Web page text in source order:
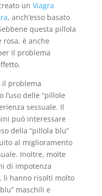
un Viagra
, anch’esso basato
questa pillola
è anche
il problema
il problema
l’uso delle “pillole
sessuale. Il
può interessare
della “pillola blu”
al miglioramento
Inoltre, molte
di impotenza
li hanno risolti molto
maschili e